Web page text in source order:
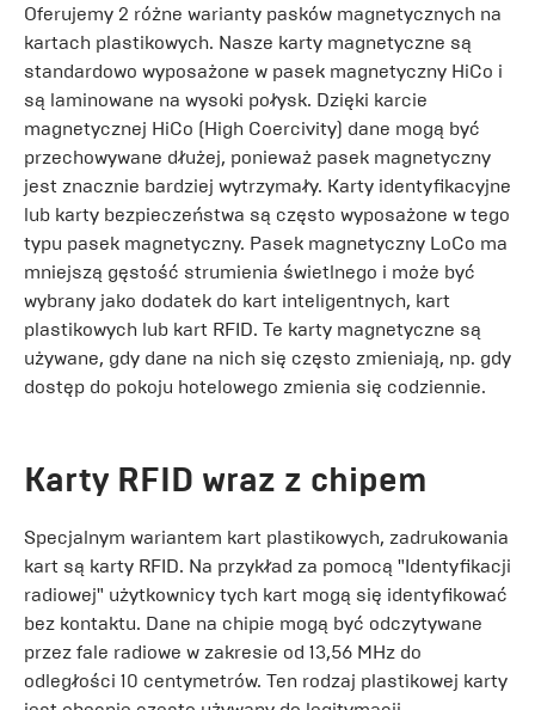
Oferujemy 2 różne warianty pasków magnetycznych na
kartach plastikowych. Nasze karty magnetyczne są
standardowo wyposażone w pasek magnetyczny HiCo i
są laminowane na wysoki połysk. Dzięki karcie
magnetycznej HiCo (High Coercivity) dane mogą być
przechowywane dłużej, ponieważ pasek magnetyczny
jest znacznie bardziej wytrzymały. Karty identyfikacyjne
lub karty bezpieczeństwa są często wyposażone w tego
typu pasek magnetyczny. Pasek magnetyczny LoCo ma
mniejszą gęstość strumienia świetlnego i może być
wybrany jako dodatek do kart inteligentnych, kart
plastikowych lub kart RFID. Te karty magnetyczne są
używane, gdy dane na nich się często zmieniają, np. gdy
dostęp do pokoju hotelowego zmienia się codziennie.
Karty RFID wraz z chipem
Specjalnym wariantem kart plastikowych, zadrukowania
kart są karty RFID. Na przykład za pomocą "Identyfikacji
radiowej" użytkownicy tych kart mogą się identyfikować
bez kontaktu. Dane na chipie mogą być odczytywane
przez fale radiowe w zakresie od 13,56 MHz do
odległości 10 centymetrów. Ten rodzaj plastikowej karty